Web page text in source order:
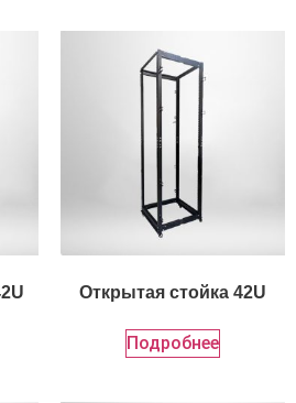
Открытая стойка 42U
Подробнее